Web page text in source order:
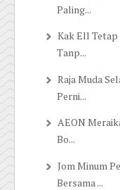
Paling...
Kak Ell Tetap
Tanp...
Raja Muda
Perni...
AEON
Bo...
Jom Minum
Bersama ...